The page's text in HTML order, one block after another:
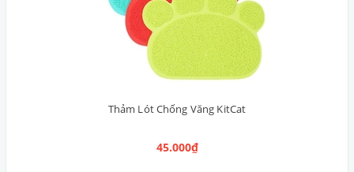
Thảm Lót Chống Văng KitCat
45.000₫